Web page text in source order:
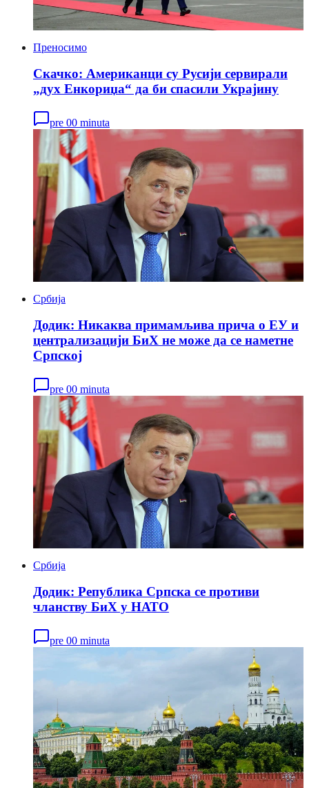
Преносимо
Скачко: Американци су Русији сервирали
„дух Енкориџа“ да би спасили Украјину
pre 00 minuta
Србија
Додик: Никаква примамљива прича о ЕУ и
централизацији БиХ не може да се наметне
Српској
pre 00 minuta
Србија
Додик: Република Српска се противи
чланству БиХ у НАТО
pre 00 minuta